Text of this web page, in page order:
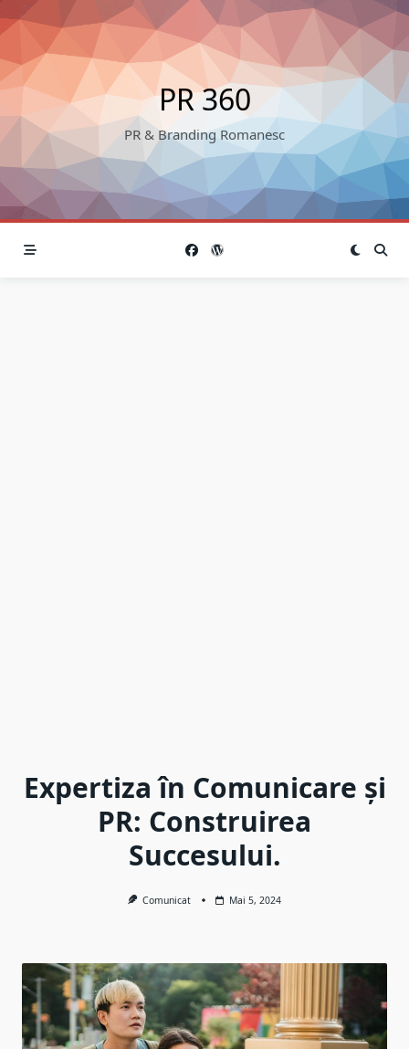
Skip
to
content
PR 360
PR & Branding Romanesc
Expertiza în Comunicare și
PR: Construirea
Succesului.
Comunicat Mai 5, 2024